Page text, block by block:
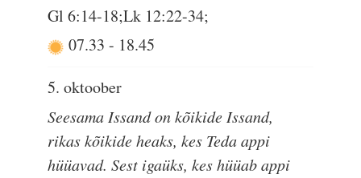
Gl 6:14-18;Lk 12:22-34;
07.33- 18.45
5. oktoober
Seesama Issand on kõikide Issand,
rikas kõikide heaks, kes Teda appi
hüüavad. Sest igaüks, kes hüüab appi